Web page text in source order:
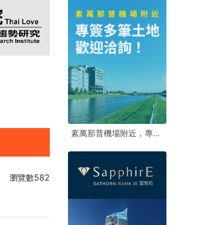
瀏覽數582
素萬那普機場附近，專簽多筆土地
素萬那普機場附近，專簽多筆土地
素萬那普機場附近，專簽多筆土地